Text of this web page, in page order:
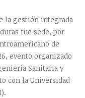
la gestión integrada
fue sede, por
de
evento organizado
Sanitaria y
con la Universidad